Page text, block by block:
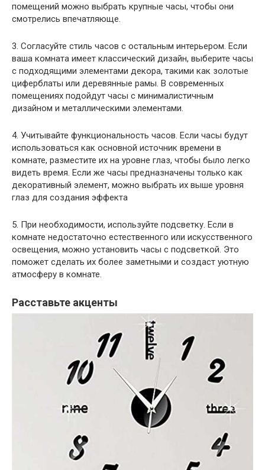
помещений можно выбрать крупные часы, чтобы они
смотрелись впечатляюще.
3. Согласуйте стиль часов с остальным интерьером. Если
ваша комната имеет классический дизайн, выберите часы
с подходящими элементами декора, такими как золотые
циферблаты или деревянные рамы. В современных
помещениях подойдут часы с минималистичным
дизайном и металлическими элементами.
4. Учитывайте функциональность часов. Если часы будут
использоваться как основной источник времени в
комнате, разместите их на уровне глаз, чтобы было легко
видеть время. Если же часы предназначены только как
декоративный элемент, можно выбрать их выше уровня
глаз для создания эффекта
5. При необходимости, используйте подсветку. Если в
комнате недостаточно естественного или искусственного
освещения, можно установить часы с подсветкой. Это
поможет сделать их более заметными и создаст уютную
атмосферу в комнате.
Расставьте акценты